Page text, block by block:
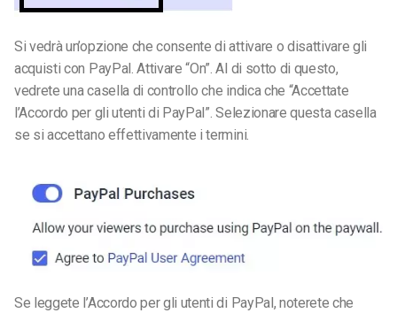
Si vedrà un’opzione che consente di attivare o disattivare gli
acquisti con PayPal. Attivare “On”.Al di sotto di questo,
vedrete una casella di controllo che indica che “Accettate
l’Accordo per gli utenti di PayPal”. Selezionare questa casella
se si accettano effettivamente i termini.
Se leggete l’Accordo per gli utenti di PayPal, noterete che